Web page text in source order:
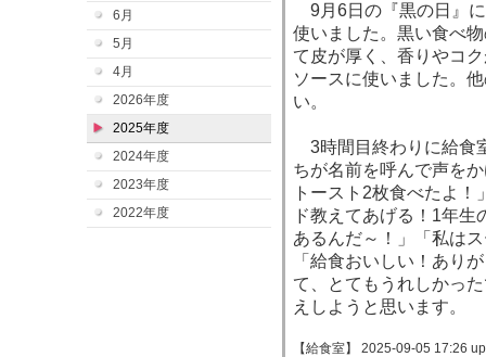
6月
5月
4月
2026年度
2025年度
2024年度
2023年度
2022年度
9月6日の『黒の日』
使いました。黒い食べ
て皮が厚く、香りやコ
ソースに使いました。
い。
3時間目終わりに給食
ちが名前を呼んで声を
トースト2枚食べたよ
ド教えてあげる！1年
あるんだ～！」「私は
「給食おいしい！あり
て、とてもうれしかっ
えしようと思います。
【給食室】 2025-09-05 17:26